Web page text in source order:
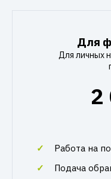
Для
Для личных
2
Работа на
Подача